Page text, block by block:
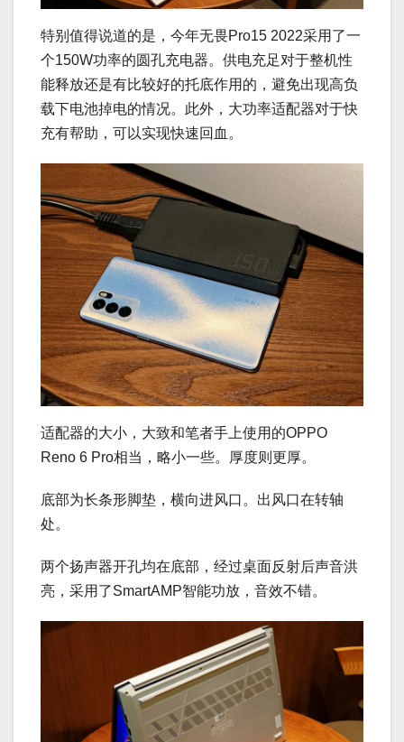
特别值得说道的是，今年无畏Pro15 2022采用了一
个150W功率的圆孔充电器。供电充足对于整机性
能释放还是有比较好的托底作用的，避免出现高负
载下电池掉电的情况。此外，大功率适配器对于快
充有帮助，可以实现快速回血。
适配器的大小，大致和笔者手上使用的OPPO
Reno 6 Pro相当，略小一些。厚度则更厚。
底部为长条形脚垫，横向进风口。出风口在转轴
处。
两个扬声器开孔均在底部，经过桌面反射后声音洪
亮，采用了SmartAMP智能功放，音效不错。